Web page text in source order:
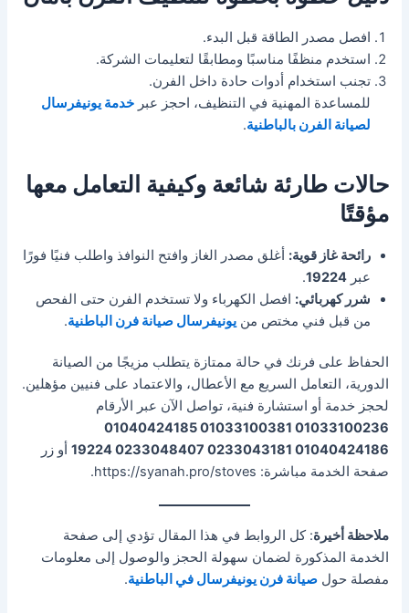
افصل مصدر الطاقة قبل البدء.
استخدم منظفًا مناسبًا ومطابقًا لتعليمات الشركة.
تجنب استخدام أدوات حادة داخل الفرن.
للمساعدة المهنية في التنظيف، احجز عبرخدمة يونيفرسال
لصيانة الفرن بالباطنية.
حالات طارئة شائعة وكيفية التعامل معها
مؤقتًا
رائحة غاز قوية: أغلق مصدر الغاز وافتح النوافذ واطلب فنيًا فورًا
عبر19224
.
شرر كهربائي: افصل الكهرباء ولا تستخدم الفرن حتى الفحص
من قبل فني مختص منيونيفرسال صيانة فرن الباطنية.
الحفاظ على فرنك في حالة ممتازة يتطلب مزيجًا من الصيانة
الدورية، التعامل السريع مع الأعطال، والاعتماد على فنيين مؤهلين.
لحجز خدمة أو استشارة فنية، تواصل الآن عبر الأرقام
01033100236 01033100381 01040424185
01040424186 0233043181 0233048407 19224
أو زر
صفحة الخدمة مباشرة: https://syanah.pro/stoves.
ملاحظة أخيرة: كل الروابط في هذا المقال تؤدي إلى صفحة
الخدمة المذكورة لضمان سهولة الحجز والوصول إلى معلومات
مفصلة حولصيانة فرن يونيفرسال في الباطنية.